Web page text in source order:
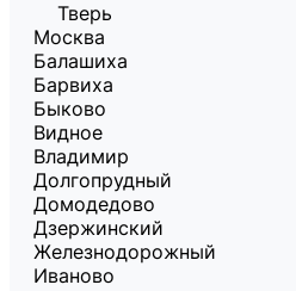
Тверь
Москва
Балашиха
Барвиха
Быково
Видное
Владимир
Долгопрудный
Домодедово
Дзержинский
Железнодорожный
Иваново